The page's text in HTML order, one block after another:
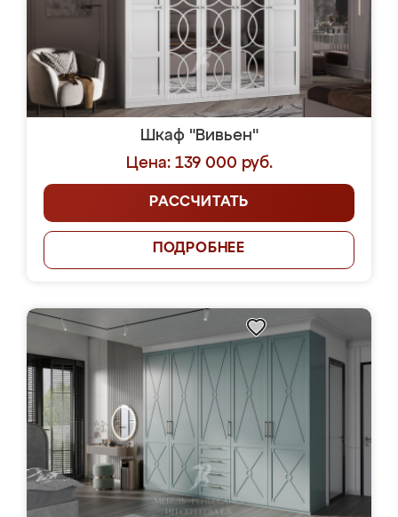
Шкаф "Вивьен"
Цена: 139 000 руб.
РАССЧИТАТЬ
ПОДРОБНЕЕ